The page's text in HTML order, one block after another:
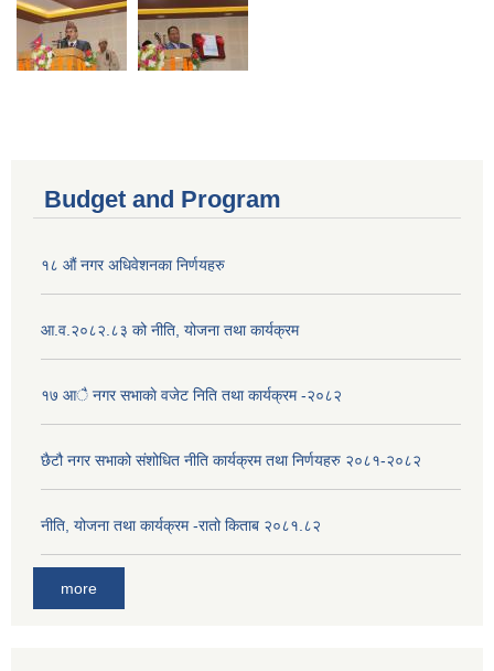
Budget and Program
१८ औं नगर अधिवेशनका निर्णयहरु
आ.व.२०८२.८३ को नीति, योजना तथा कार्यक्रम
१७ आै नगर सभाकाे वजेट निति तथा कार्यक्रम -२०८२
छैटौ नगर सभाको संशोधित नीति कार्यक्रम तथा निर्णयहरु २०८१-२०८२
नीति, योजना तथा कार्यक्रम -रातो किताब २०८१.८२
more